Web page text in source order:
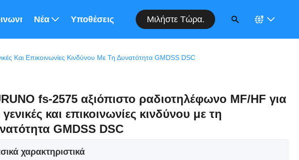
Μαζί Μας
Νέα Υποθέσεις Μιλήστε Τώρα.
Και Επικοινωνίες Κινδύνου Με Τη Δυνατότητα GMDSS DSC
fs-2575 αξιόπιστο ραδιοτηλέφωνο MF/HF για
γενικές και επικοινωνίες κινδύνου με τη
GMDSS DSC
χαρακτηριστικά